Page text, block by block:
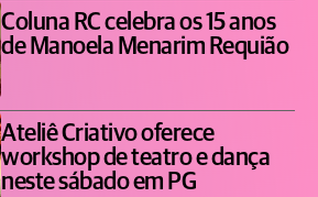
Coluna RC celebra os 15 anos
de Manoela Menarim Requião
Ateliê Criativo oferece
workshop de teatro e dança
neste sábado em PG